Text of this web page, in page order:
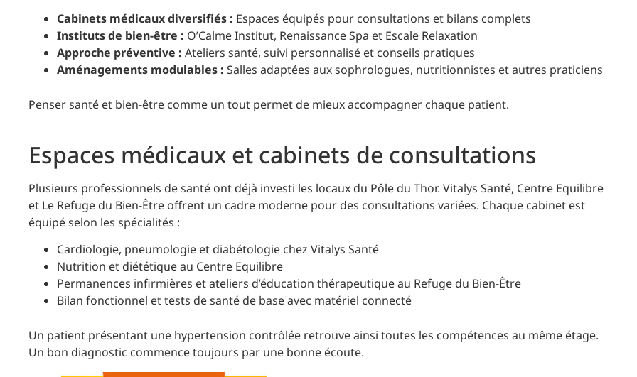
Cabinets médicaux diversifiés : Espaces équipés pour consultations et bilans complets
Instituts de bien-être : O’Calme Institut, Renaissance Spa et Escale Relaxation
Approche préventive : Ateliers santé, suivi personnalisé et conseils pratiques
Aménagements modulables : Salles adaptées aux sophrologues, nutritionnistes et autres praticiens
Penser santé et bien-être comme un tout permet de mieux accompagner chaque patient.
Espaces médicaux et cabinets de consultations
Plusieurs professionnels de santé ont déjà investi les locaux du Pôle du Thor. Vitalys Santé, Centre Equilibre
et Le Refuge du Bien-Être offrent un cadre moderne pour des consultations variées. Chaque cabinet est
équipé selon les spécialités :
Cardiologie, pneumologie et diabétologie chez Vitalys Santé
Nutrition et diététique au Centre Equilibre
Permanences infirmières et ateliers d’éducation thérapeutique au Refuge du Bien-Être
Bilan fonctionnel et tests de santé de base avec matériel connecté
Un patient présentant une hypertension contrôlée retrouve ainsi toutes les compétences au même étage.
Un bon diagnostic commence toujours par une bonne écoute.